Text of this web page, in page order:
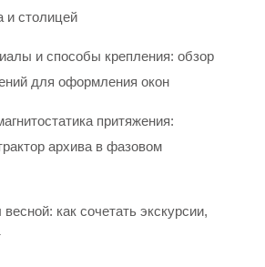
и столицей
и способы крепления: обзор
для оформления окон
притяжения:
архива в фазовом
как сочетать экскурсии,